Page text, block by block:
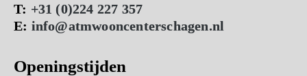
T: +31 (0)224 227 357
E: info@atmwooncenterschagen.nl
Openingstijden